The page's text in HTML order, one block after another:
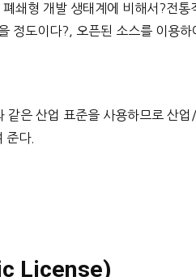
쇄형 개발 생태계에 비해서?전
정도이다?, 오픈된 소스를 이용
은 산업 표준을 사용하므로 산
준다.
License)